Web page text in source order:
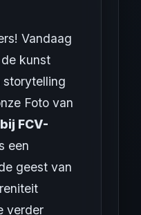
Vandaag
kunst
Foto van
FCV-
een
geest van
verder